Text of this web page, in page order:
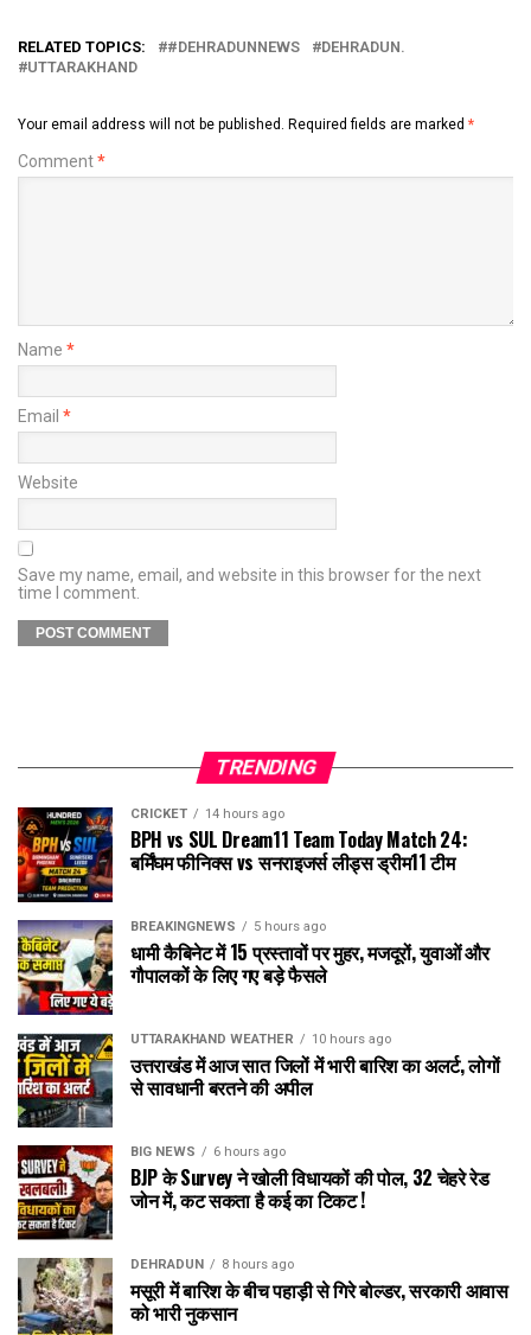
RELATED TOPICS: #DEHRADUNNEWS
DEHRADUN.
UTTARAKHAND
Your email address will not be published. Required fields are marked *
Comment*
Name *
Email *
Website
Save my name, email, and website in this browser for the next
time I comment.
TRENDING
CRICKET 14 hours ago
BPH vs SUL Dream11 Team Today Match 24:
बर्मिंघम फीनिक्स vs सनराइजर्स लीड्स ड्रीम11 टीम
BREAKINGNEWS 5 hours ago
धामी कैबिनेट में 15 प्रस्तावों पर मुहर, मजदूरों, युवाओं और
गौपालकों के लिए गए बड़े फैसले
UTTARAKHAND WEATHER 10 hours ago
उत्तराखंड में आज सात जिलों में भारी बारिश का अलर्ट, लोगों
से सावधानी बरतने की अपील
BIG NEWS 6 hours ago
BJP के Survey ने खोली विधायकों की पोल, 32 चेहरे रेड
जोन में, कट सकता है कई का टिकट !
DEHRADUN 8 hours ago
मसूरी में बारिश के बीच पहाड़ी से गिरे बोल्डर, सरकारी आवास
को भारी नुकसान